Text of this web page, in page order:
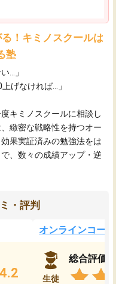
！キミノスクールは
塾
…」
げなければ…」
キミノスクールに相談し
緻密な戦略性を持つオー
果実証済みの勉強法をは
、数々の成績アップ・逆
・評判
4.2
オンラインコース
生徒
総合評価